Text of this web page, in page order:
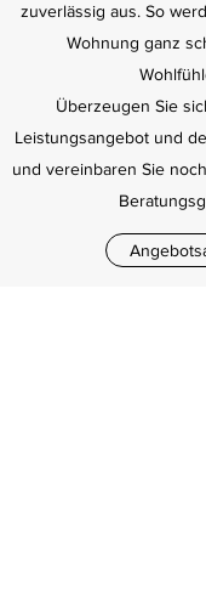
zuverlässig aus. So
Wohnung ganz
Überzeugen Sie
Leistungsangebot und
und vereinbaren Sie